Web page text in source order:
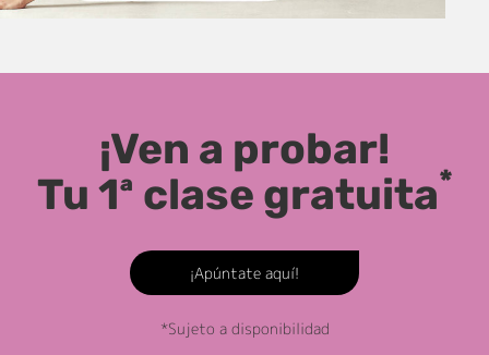
¡Ven a probar!
Tu 1ª clase gratuita*
¡Apúntate aquí!
*Sujeto a disponibilidad